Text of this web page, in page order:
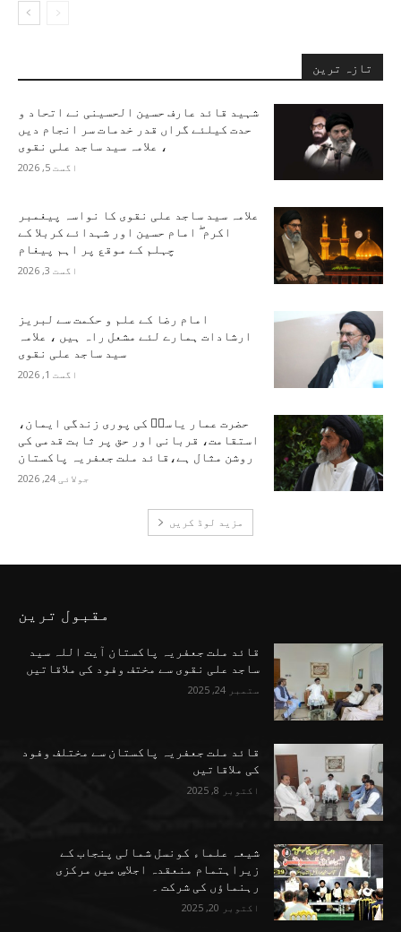
تازہ ترین
شہید قائد عارف حسین الحسینی نے اتحاد و
حدت کیلئے گراں قدر خدمات سر انجام دیں
، علامہ سید ساجد علی نقوی
اگست 5, 2026
علامہ سید ساجد علی نقوی کا نواسہ پیغمبر
اکرم ۖ امام حسین اور شہدائے کربلا کے
چہلم کے موقع پر اہم پیغام
اگست 3, 2026
امام رضا کے علم و حکمت سے لبریز
ارشادات ہمارے لئے مشعل راہ ہیں ، علامہ
سید ساجد علی نقوی
اگست 1, 2026
حضرت عمار یاسرؑ کی پوری زندگی ایمان،
استقامت، قربانی اور حق پر ثابت قدمی کی
روشن مثال ہے،قائد ملت جعفریہ پاکستان
جولائی 24, 2026
مزید لوڈ کریں
مقبول ترین
قائد ملت جعفریہ پاکستان آیت اللہ سید
ساجد علی نقوی سے مختف وفود کی ملاقاتیں
ستمبر 24, 2025
قائد ملت جعفریہ پاکستان سے مختلف وفود
کی ملاقاتیں
اکتوبر 8, 2025
شیعہ علماء کونسل شمالی پنجاب کے
زیراہتمام منعقدہ اجلاسِ میں مرکزی
رہنماؤں کی شرکت ۔
اکتوبر 20, 2025